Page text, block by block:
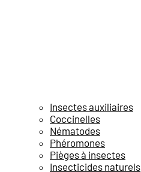
Insectes auxiliaires
Coccinelles
Nématodes
Phéromones
Pièges à insectes
Insecticides naturels